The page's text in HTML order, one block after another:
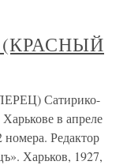
Сатирико-
в апреле
Редактор
Харьков, 1927,